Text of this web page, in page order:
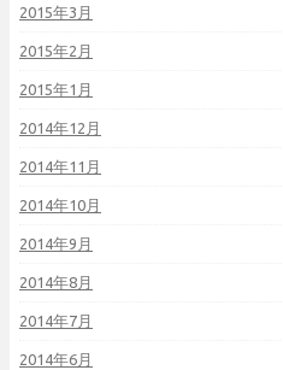
2015年3月
2015年2月
2015年1月
2014年12月
2014年11月
2014年10月
2014年9月
2014年8月
2014年7月
2014年6月